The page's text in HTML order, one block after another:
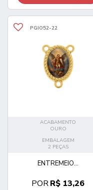
PGIO52-22
ACABAMENTO
OURO
EMBALAGEM
2 PEÇAS
ENTREMEIO...
PORR$ 13,26